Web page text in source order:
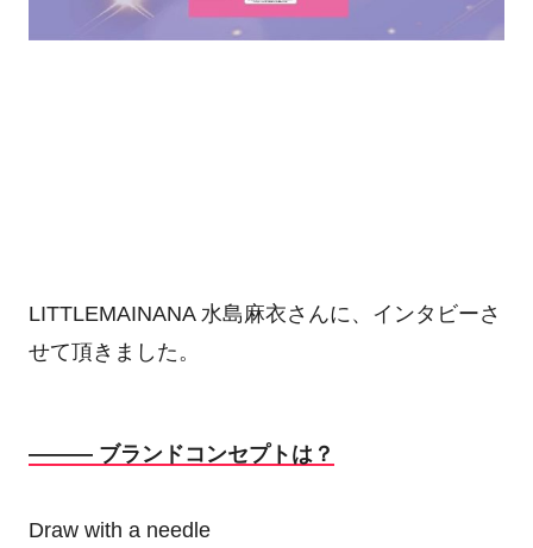
LITTLEMAINANA 水島麻衣さんに、インタビーさ
せて頂きました。
――― ブランドコンセプトは？
Draw with a needle